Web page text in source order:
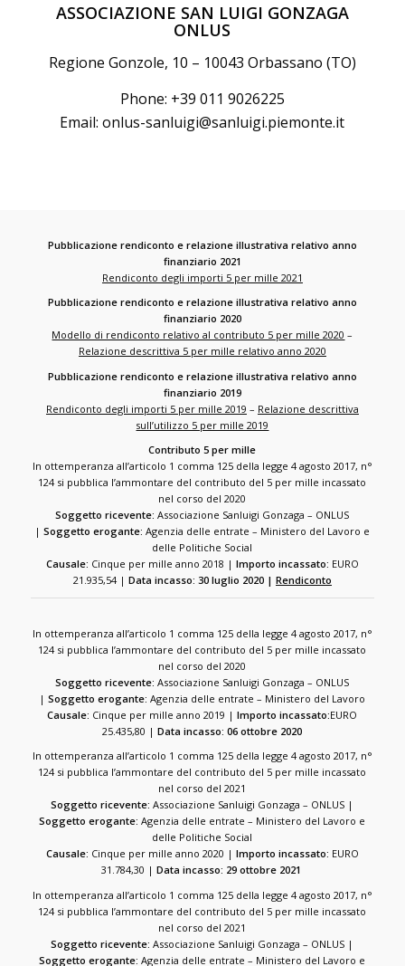
ASSOCIAZIONE SAN LUIGI GONZAGA
ONLUS
Regione Gonzole, 10 – 10043 Orbassano (TO)
Phone: +39 011 9026225
Email:onlus-sanluigi@sanluigi.piemonte.it
Pubblicazione rendiconto e relazione illustrativa relativo anno
finanziario 2021
Rendiconto degli importi 5 per mille 2021
Pubblicazione rendiconto e relazione illustrativa relativo anno
finanziario 2020
Modello di rendiconto relativo al contributo 5 per mille 2020 –
Relazione descrittiva 5 per mille relativo anno 2020
Pubblicazione rendiconto e relazione illustrativa relativo anno
finanziario 2019
Rendiconto degli importi 5 per mille 2019 – Relazione descrittiva
sull’utilizzo 5 per mille 2019
Contributo 5 per mille
In ottemperanza all’articolo 1 comma 125 della legge 4 agosto 2017, n°
124 si pubblica l’ammontare del contributo del 5 per mille incassato
nel corso del 2020
Soggetto ricevente: Associazione Sanluigi Gonzaga – ONLUS
|Soggetto erogante: Agenzia delle entrate – Ministero del Lavoro e
delle Politiche Social
Causale: Cinque per mille anno 2018 | Importo incassato: EURO
21.935,54 | Data incasso: 30 luglio 2020 | Rendiconto
In ottemperanza all’articolo 1 comma 125 della legge 4 agosto 2017, n°
124 si pubblica l’ammontare del contributo del 5 per mille incassato
nel corso del 2020
Soggetto ricevente: Associazione Sanluigi Gonzaga – ONLUS
|Soggetto erogante: Agenzia delle entrate – Ministero del Lavoro
Causale: Cinque per mille anno 2019 | Importo incassato:EURO
25.435,80 |Data incasso: 06 ottobre 2020
In ottemperanza all’articolo 1 comma 125 della legge 4 agosto 2017, n°
124 si pubblica l’ammontare del contributo del 5 per mille incassato
nel corso del 2021
Soggetto ricevente: Associazione Sanluigi Gonzaga – ONLUS |
Soggetto erogante: Agenzia delle entrate – Ministero del Lavoro e
delle Politiche Social
Causale: Cinque per mille anno 2020 | Importo incassato: EURO
31.784,30 | Data incasso: 29 ottobre 2021
In ottemperanza all’articolo 1 comma 125 della legge 4 agosto 2017, n°
124 si pubblica l’ammontare del contributo del 5 per mille incassato
nel corso del 2021
Soggetto ricevente: Associazione Sanluigi Gonzaga – ONLUS |
Soggetto erogante: Agenzia delle entrate – Ministero del Lavoro e